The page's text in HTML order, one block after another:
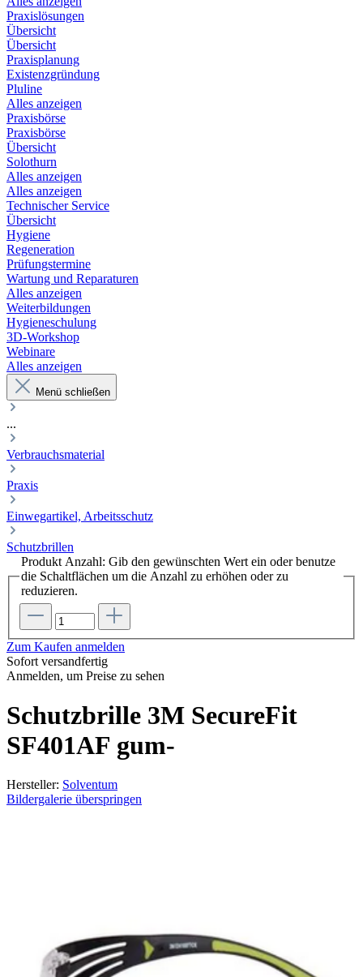
Praxislösungen
Übersicht
Übersicht
Praxisplanung
Existenzgründung
Pluline
Alles anzeigen
Praxisbörse
Praxisbörse
Übersicht
Solothurn
Alles anzeigen
Alles anzeigen
Technischer Service
Übersicht
Hygiene
Regeneration
Prüfungstermine
Wartung und Reparaturen
Alles anzeigen
Weiterbildungen
Hygieneschulung
3D-Workshop
Webinare
Alles anzeigen
Menü schließen
...
Verbrauchsmaterial
Praxis
Einwegartikel, Arbeitsschutz
Schutzbrillen
Produkt Anzahl: Gib den gewünschten Wert ein oder benutze
die Schaltflächen um die Anzahl zu erhöhen oder zu
reduzieren.
Zum Kaufen anmelden
Sofort versandfertig
Anmelden, um Preise zu sehen
Schutzbrille 3M SecureFit
SF401AF gum-
Hersteller: Solventum
Bildergalerie überspringen